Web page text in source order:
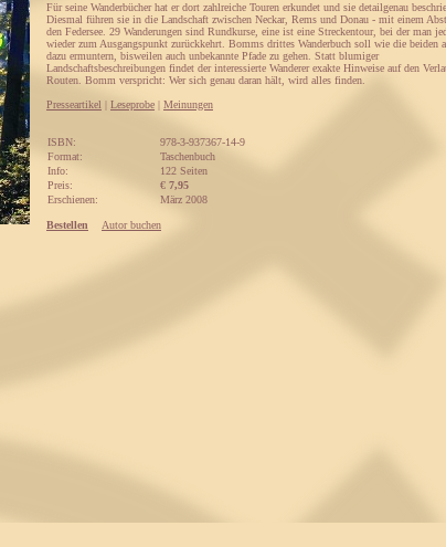
Für seine Wanderbücher hat er dort zahlreiche Touren erkundet und sie detailgenau
Diesmal führen sie in die Landschaft zwischen Neckar, Rems und Donau - mit einem
den Federsee. 29 Wanderungen sind Rundkurse, eine ist eine Streckentour, bei der man
wieder zum Ausgangspunkt zurückkehrt. Bomms drittes Wanderbuch soll wie die beiden
dazu ermuntern, bisweilen auch unbekannte Pfade zu gehen. Statt blumiger
Landschaftsbeschreibungen findet der interessierte Wanderer exakte Hinweise auf den
Routen. Bomm verspricht: Wer sich genau daran hält, wird alles finden.
Presseartikel | Leseprobe | Meinungen
ISBN:
978-3-937367-14-9
Format:
Taschenbuch
Info:
122 Seiten
Preis:
€ 7,95
Erschienen:
März 2008
Bestellen Autor buchen